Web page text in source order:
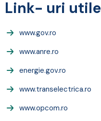
Link- uri utile
www.gov.ro
www.anre.ro
energie.gov.ro
www.transelectrica.ro
www.opcom.ro